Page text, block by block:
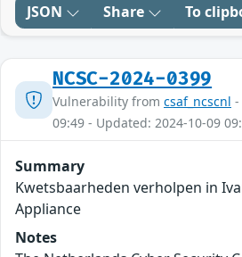
JSON Share To
NCSC-2024-0399
Vulnerability from csaf_ncscnl -
09:49 - Updated: 2024-10-09
Summary
Kwetsbaarheden verholpen in
Appliance
Notes